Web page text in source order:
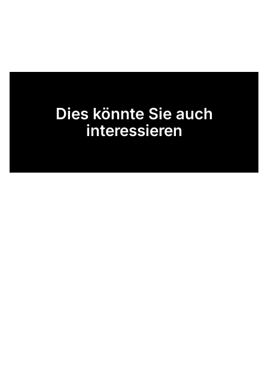
Dies könnte Sie auch
interessieren